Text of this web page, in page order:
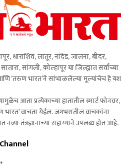
धाराशिव, लातूर, नांदेड, जालना, बीदर,
सांगली, कोल्हापूर या जिल्ह्यात सर्वांच्या
‘तरुण भारत’ने सांभाळलेल्या मूल्यांचेच हे यश
आता प्रत्येकाच्या हातातील स्मार्ट फोनवर,
भारत’ वाचता येईल. जगभरातील वाचकांना
तंत्रज्ञानाच्या सहाय्याने उपलब्ध होत आहे.